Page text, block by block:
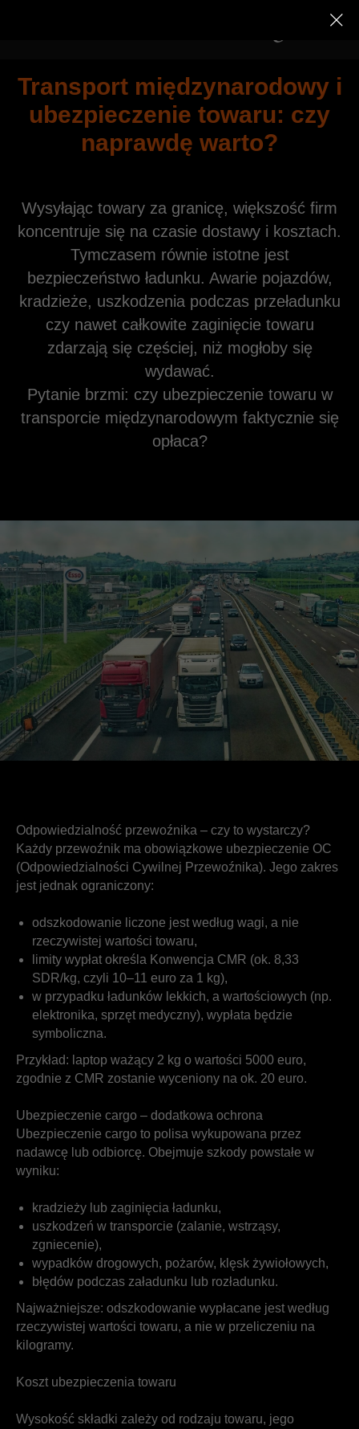
Transport międzynarodowy i
ubezpieczenie towaru: czy
naprawdę warto?
Wysyłając towary za granicę, większość firm
koncentruje się na czasie dostawy i kosztach.
Tymczasem równie istotne jest
bezpieczeństwo ładunku. Awarie pojazdów,
kradzieże, uszkodzenia podczas przeładunku
czy nawet całkowite zaginięcie towaru
zdarzają się częściej, niż mogłoby się
wydawać.
Pytanie brzmi: czy ubezpieczenie towaru w
transporcie międzynarodowym faktycznie się
opłaca?
Odpowiedzialność przewoźnika – czy to wystarczy?
Każdy przewoźnik ma obowiązkowe ubezpieczenie OC
(Odpowiedzialności Cywilnej Przewoźnika). Jego zakres
jest jednak ograniczony:
odszkodowanie liczone jest według wagi, a nie
rzeczywistej wartości towaru,
limity wypłat określa Konwencja CMR (ok. 8,33
SDR/kg, czyli 10–11 euro za 1 kg),
w przypadku ładunków lekkich, a wartościowych (np.
elektronika, sprzęt medyczny), wypłata będzie
symboliczna.
Przykład: laptop ważący 2 kg o wartości 5000 euro,
zgodnie z CMR zostanie wyceniony na ok. 20 euro.
Ubezpieczenie cargo – dodatkowa ochrona
Ubezpieczenie cargo to polisa wykupowana przez
nadawcę lub odbiorcę. Obejmuje szkody powstałe w
wyniku:
kradzieży lub zaginięcia ładunku,
uszkodzeń w transporcie (zalanie, wstrząsy,
zgniecenie),
wypadków drogowych, pożarów, klęsk żywiołowych,
błędów podczas załadunku lub rozładunku.
Najważniejsze: odszkodowanie wypłacane jest według
rzeczywistej wartości towaru, a nie w przeliczeniu na
kilogramy.
Koszt ubezpieczenia towaru
Wysokość składki zależy od rodzaju towaru, jego